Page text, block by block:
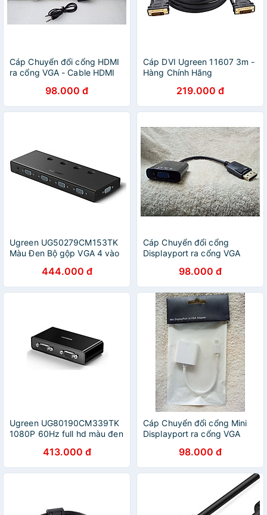
Cáp Chuyển đổi cổng HDMI
ra cổng VGA - Cable HDMI
tính với tivi, máy chiếu -
Hàng chính hãng
98.000 đ
Cáp DVI Ugreen 11607 3m -
Hàng Chính Hãng
219.000 đ
Ugreen UG50279CM153TK
Màu Đen Bộ gộp VGA 4 vào
- HÀNG CHÍNH HÃNG
444.000 đ
Cáp Chuyển đổi cổng
Displayport ra cổng VGA
tivi, máy chiếu - Hàng chính
hãng
98.000 đ
Ugreen UG80190CM339TK
1080P 60Hz full hd màu đen
dây cấp nguồn - HÀNG
CHÍNH HÃNG
413.000 đ
Cáp Chuyển đổi cổng Mini
Displayport ra cổng VGA
tivi, máy chiếu - Hàng chính
hãng
98.000 đ